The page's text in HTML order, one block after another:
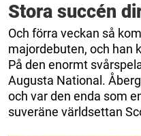
Stora succén
Och förra veckan så
majordebuten, och han
På den enormt
Augusta National.
och var den enda som
suveräne världsettan